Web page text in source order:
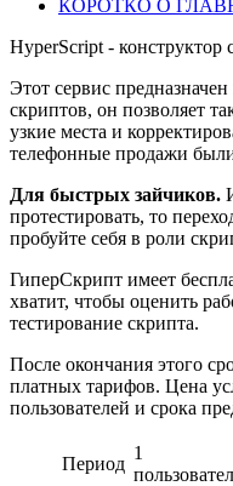
КОРОТКО О
HyperScript -
Этот сервис
скриптов, он позволяет
узкие места и
телефонные продажи
Для быстрых зайчиков.
протестировать, то
пробуйте себя в роли
ГиперСкрипт имеет
хватит, чтобы оценить
тестирование скрипта.
После окончания этого
платных тарифов. Цена
пользователей и срока
Период
1